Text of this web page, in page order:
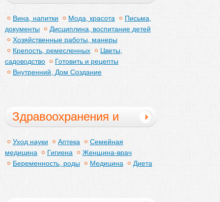
воспитание детей
Вина, напитки Мода, красота
Письма,
документы
Дисциплина, воспитание детей
Хозяйственные работы, манеры
Крепость, ремесленных
Цветы,
садоводство
Готовить и рецепты
Внутренний, Дом Создание
Здравоохранения и
медицинской
Уход науки Аптека
Семейная
медицина
Гигиена
Женщина-врач
Беременность, роды
Медицина Диета